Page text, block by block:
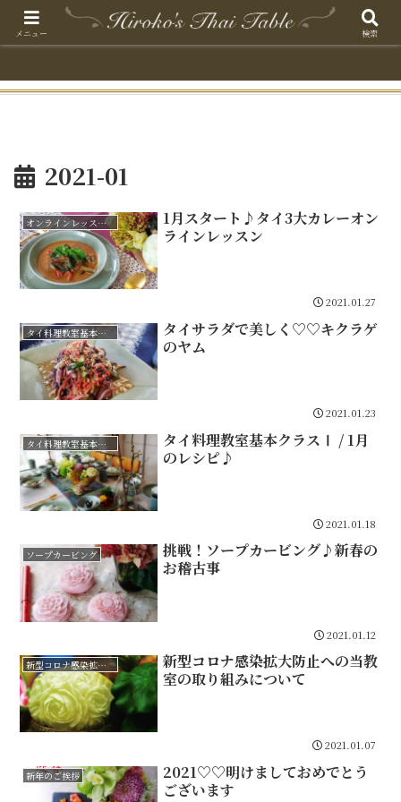
2021-01
オンラインレッスン3大タイカレーコース
1月スタート♪タイ3大カレーオン
ラインレッスン
2021.01.27
タイ料理教室基本クラスⅢ
タイサラダで美しく♡♡キクラゲ
のヤム
2021.01.23
タイ料理教室基本クラスⅠ
タイ料理教室基本クラスⅠ / 1月
のレシピ♪
2021.01.18
ソープカービング
挑戦！ソープカービング♪新春の
お稽古事
2021.01.12
新型コロナ感染拡大防止への当教室で取組み
新型コロナ感染拡大防止への当教
室の取り組みについて
2021.01.07
新年のご挨拶
2021♡♡明けましておめでとう
ございます
メニュー 検索